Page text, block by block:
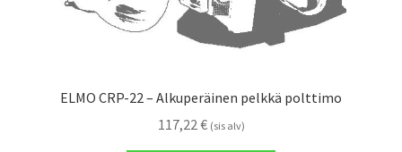
ELMO CRP-22 – Alkuperäinen pelkkä polttimo
117,22€ (sis alv)